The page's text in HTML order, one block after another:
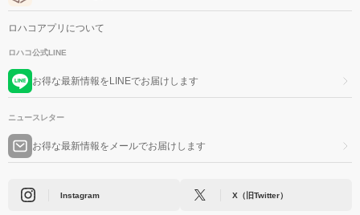
ロハコアプリについて
ロハコ公式LINE
お得な最新情報をLINEでお届けします
ニュースレター
お得な最新情報をメールでお届けします
Instagram X（旧Twitter）